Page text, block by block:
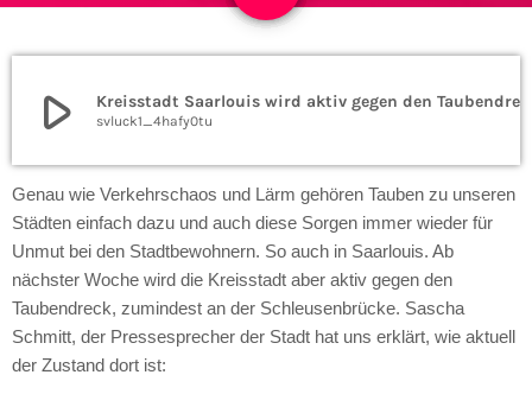
play_arrow Kreisstadt Saarlouis wird aktiv gegen den
svluck1_4hafy0tu
Genau wie Verkehrschaos und Lärm gehören Tauben zu unseren
Städten einfach dazu und auch diese Sorgen immer wieder für
Unmut bei den Stadtbewohnern. So auch in Saarlouis. Ab
nächster Woche wird die Kreisstadt aber aktiv gegen den
Taubendreck, zumindest an der Schleusenbrücke. Sascha
Schmitt, der Pressesprecher der Stadt hat uns erklärt, wie aktuell
der Zustand dort ist: